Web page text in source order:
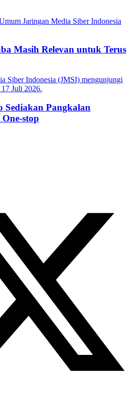
Masih Relevan untuk Terus
Sediakan Pangkalan
stop